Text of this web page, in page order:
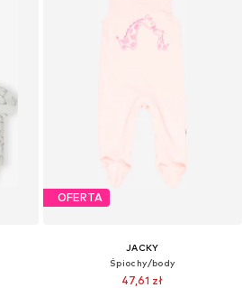
OFERTA
JACKY
Śpiochy/body
47,61 zł